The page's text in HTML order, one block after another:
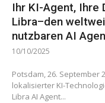
Ihr KI-Agent, Ihre
Libra–den
nutzbaren AI
10/10/2025
Potsdam, 26. September
lokalisierter KI-
Libra AI Agent...